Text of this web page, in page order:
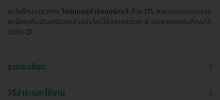
สนใจศึกษาแนวทาง โปรแกรมกำจัดขนรักแร้ ด้วย IPL สามารถสอบถามราย
ละเอียดเพิ่มเติมหรือจองคิวออนไลน์ได้อย่างสะดวก ผ่านแพลตฟอร์มที่คุณไว้
วางใจ 😊
รายละเอียด
วิธีชำระและใช้งาน